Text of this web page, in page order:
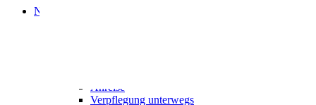
Naturschutz auf Tour
Anreise
Verpflegung unterwegs